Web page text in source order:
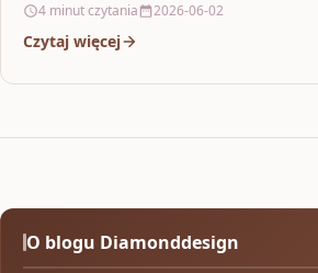
4 minut czytania 2026-06-02
Czytaj więcej
O blogu Diamonddesign